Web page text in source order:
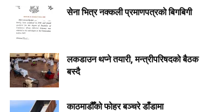
सेना भित्र नक्कली प्रमाणपत्रको बिगबिगी
लकडाउन थप्ने तयारी, मन्त्रीपरिषदको बैठक
बस्दै
काठमाडौँको फोहर बञ्चरे डाँडामा